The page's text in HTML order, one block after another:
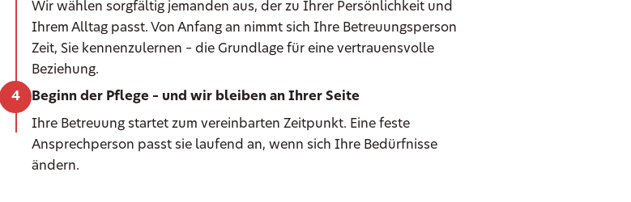
Wir wählen sorgfältig jemanden aus, der zu Ihrer Persönlichkeit und
Ihrem Alltag passt. Von Anfang an nimmt sich Ihre Betreuungsperson
Zeit, Sie kennenzulernen – die Grundlage für eine vertrauensvolle
Beziehung.
Beginn der Pflege – und wir bleiben an Ihrer Seite
Ihre Betreuung startet zum vereinbarten Zeitpunkt. Eine feste
Ansprechperson passt sie laufend an, wenn sich Ihre Bedürfnisse
ändern.